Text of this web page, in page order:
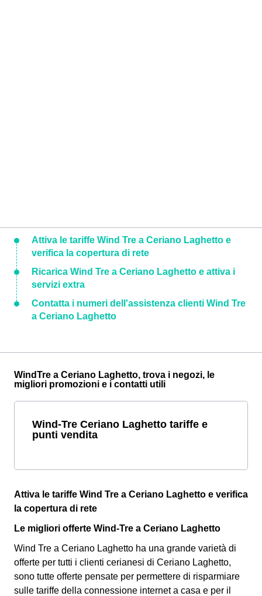
Attiva le tariffe Wind Tre a Ceriano Laghetto e
verifica la copertura di rete
Ricarica Wind Tre a Ceriano Laghetto e attiva i
servizi extra
Contatta i numeri dell'assistenza clienti Wind Tre
a Ceriano Laghetto
WindTre a Ceriano Laghetto, trova i negozi, le
migliori promozioni e i contatti utili
Wind-Tre Ceriano Laghetto tariffe e
punti vendita
Attiva le tariffe Wind Tre a Ceriano Laghetto e verifica
la copertura di rete
Le migliori offerte Wind-Tre a Ceriano Laghetto
Wind Tre a Ceriano Laghetto ha una grande varietà di
offerte per tutti i clienti cerianesi di Ceriano Laghetto,
sono tutte offerte pensate per permettere di risparmiare
sulle tariffe della connessione internet a casa e per il